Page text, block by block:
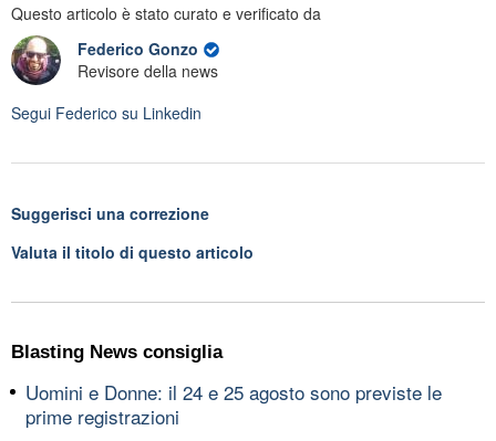
Questo articolo è stato curato e verificato da
Federico Gonzo
Revisore della news
Segui Federico su Linkedin
Suggerisci una correzione
Valuta il titolo di questo articolo
Blasting News consiglia
Uomini e Donne: il 24 e 25 agosto sono previste le
prime registrazioni